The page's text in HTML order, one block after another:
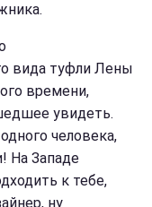
вида туфли Лены
времени,
увидеть.
человека,
На Западе
к тебе,
ну